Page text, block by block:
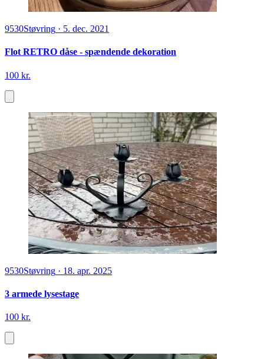
9530Støvring · 5. dec. 2021
Flot RETRO dåse - spændende dekoration
100 kr.
9530Støvring · 18. apr. 2025
3 armede lysestage
100 kr.